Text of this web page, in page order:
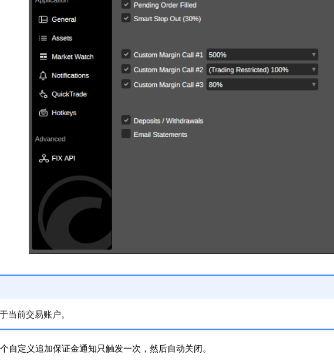
当前交易账户。
自定义追加保证金通知只触发一次，然后自动关闭。